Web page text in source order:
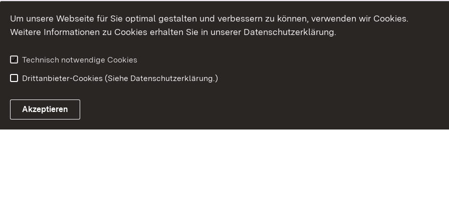
Um unsere Webseite für Sie optimal gestalten und verbessern zu können, verwenden wir Cookies.
Weitere Informationen zu Cookies erhalten Sie in unserer Datenschutzerklärung.
Technisch notwendige Cookies
Drittanbieter-Cookies (Siehe Datenschutzerklärung.)
Akzeptieren